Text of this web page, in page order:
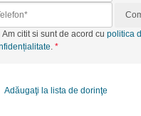
Am citit si sunt de acord cu politica
.
Adăugaţi la lista de dorinţe